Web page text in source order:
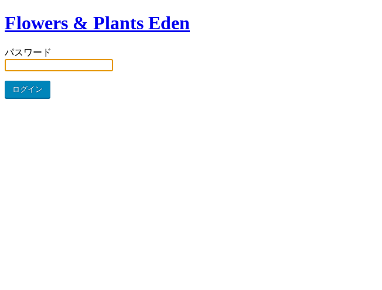
Flowers & Plants Eden
パスワード